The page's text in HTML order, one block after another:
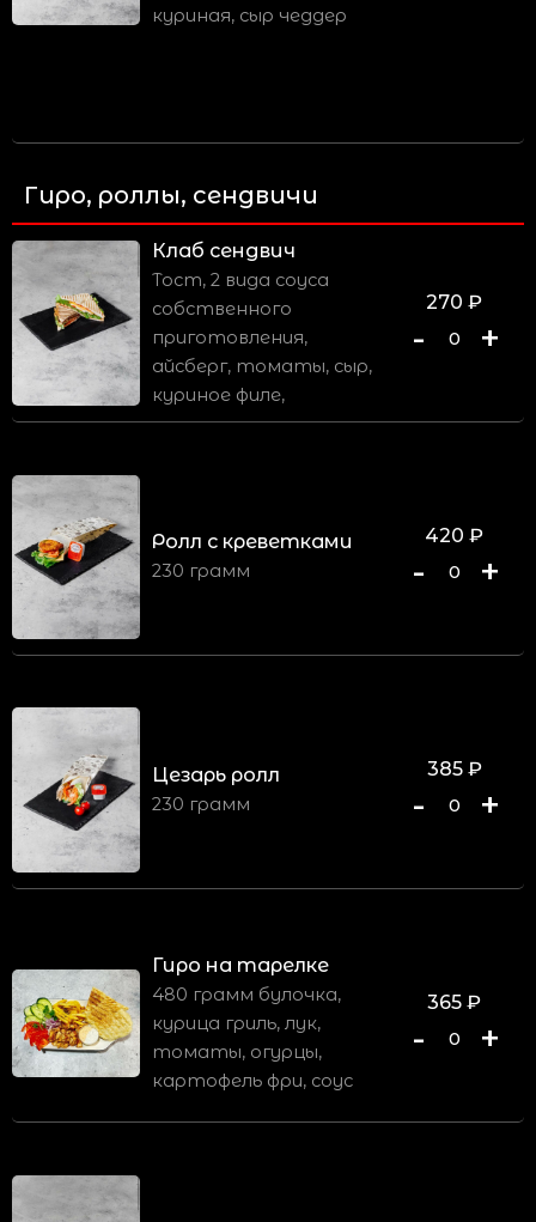
куриная, сыр чеддер
Гиро, роллы, сендвичи
Клаб сендвич
Тост, 2 вида соуса
собственного
приготовления,
айсберг, томаты, сыр,
куриное филе,
270 ₽
- 0 +
Ролл с креветками
230 грамм
420 ₽
- 0 +
Цезарь ролл
230 грамм
385 ₽
- 0 +
Гиро на тарелке
480 грамм булочка,
курица гриль, лук,
томаты, огурцы,
картофель фри, соус
365 ₽
- 0 +